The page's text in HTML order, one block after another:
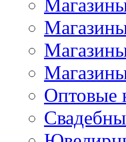
Оптовые